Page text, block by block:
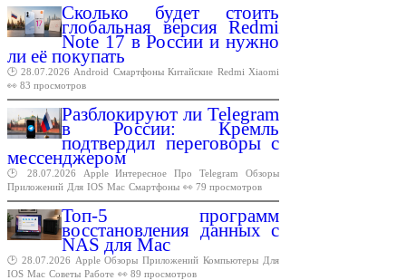
Сколько будет стоить
глобальная версия Redmi
Note 17 в России и нужно
ли её покупать
🕑 28.07.2026 Android Смартфоны Китайские Redmi Xiaomi
👀 83 просмотров
Разблокируют ли Telegram
в России: Кремль
подтвердил переговоры с
мессенджером
🕑 28.07.2026 Apple Интересное Про Telegram
Обзоры
Приложений Для IOS Mac Смартфоны 👀 79 просмотров
Топ-5 программ
восстановления данных с
NAS для Mac
🕑 28.07.2026 Apple Обзоры Приложений Компьютеры Для
IOS Mac Советы Работе 👀 89 просмотров